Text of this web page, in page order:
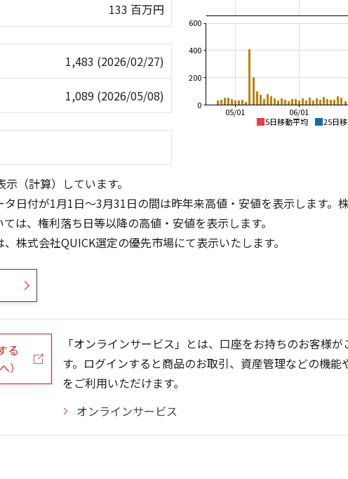
133 百万円
1,483 (2026/02/27)
1,089 (2026/05/08)
5日移動平均 25日
06/01
05/01
0
200
400
600
0
50
0
200
（計算）しています。
日付が1月1日～3月31日の間は昨年来高値・安値を表示します。
は、権利落ち日等以降の高値・安値を表示します。
株式会社QUICK選定の優先市場にて表示いたします。
る
）
「オンラインサービス」とは、口座をお持ちのお客様
す。ログインすると商品のお取引、資産管理などの機
をご利用いただけます。
オンラインサービス